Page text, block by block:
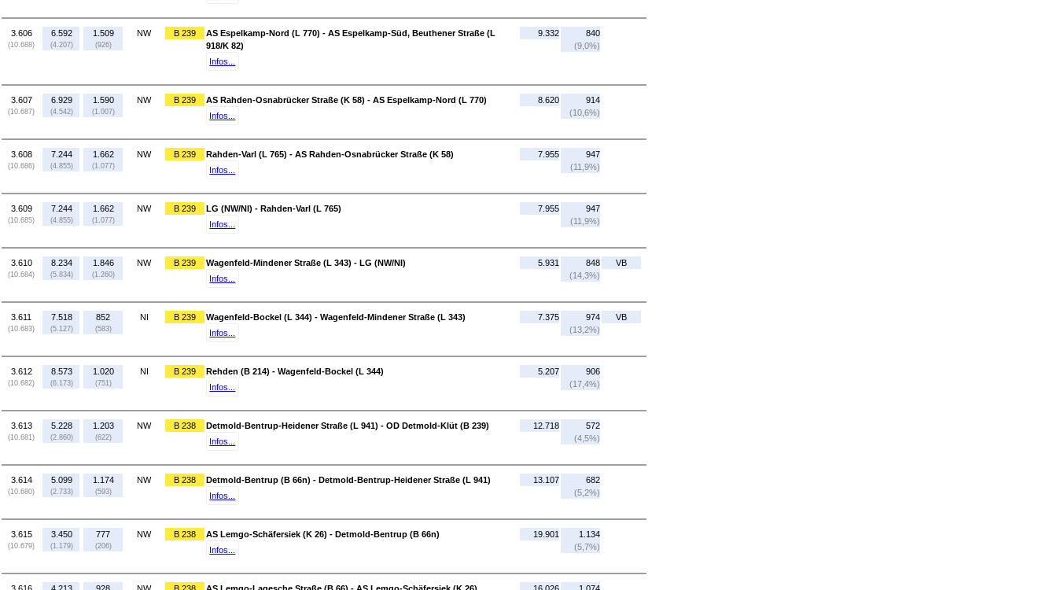
3.606
(10.688)
6.592
(4.207)
1.509
(926)
NW B 239
AS Espelkamp-Nord (L 770) - AS Espelkamp-Süd, Beuthener Straße (L
918/K 82)
Infos...
9.332
840
(9,0%)
3.607
(10.687)
6.929
(4.542)
1.590
(1.007)
NW B 239
AS Rahden-Osnabrücker Straße (K 58) - AS Espelkamp-Nord (L 770)
Infos...
8.620
914
(10,6%)
3.608
(10.686)
7.244
(4.855)
1.662
(1.077)
NW B 239
Rahden-Varl (L 765) - AS Rahden-Osnabrücker Straße (K 58)
Infos...
7.955
947
(11,9%)
3.609
(10.685)
7.244
(4.855)
1.662
(1.077)
NW B 239
LG (NW/NI) - Rahden-Varl (L 765)
Infos...
7.955
947
(11,9%)
3.610
(10.684)
8.234
(5.834)
1.846
(1.260)
NW B 239
Wagenfeld-Mindener Straße (L 343) - LG (NW/NI)
Infos...
5.931
848
(14,3%)
VB
3.611
(10.683)
7.518
(5.127)
852
(583)
NI B 239
Wagenfeld-Bockel (L 344) - Wagenfeld-Mindener Straße (L 343)
Infos...
7.375
974
(13,2%)
VB
3.612
(10.682)
8.573
(6.173)
1.020
(751)
NI B 239
Rehden (B 214) - Wagenfeld-Bockel (L 344)
Infos...
5.207
906
(17,4%)
3.613
(10.681)
5.228
(2.860)
1.203
(622)
NW B 238
Detmold-Bentrup-Heidener Straße (L 941) - OD Detmold-Klüt (B 239)
Infos...
12.718
572
(4,5%)
3.614
(10.680)
5.099
(2.733)
1.174
(593)
NW B 238
Detmold-Bentrup (B 66n) - Detmold-Bentrup-Heidener Straße (L 941)
Infos...
13.107
682
(5,2%)
3.615
(10.679)
3.450
(1.179)
777
(206)
NW B 238
AS Lemgo-Schäfersiek (K 26) - Detmold-Bentrup (B 66n)
Infos...
19.901
1.134
(5,7%)